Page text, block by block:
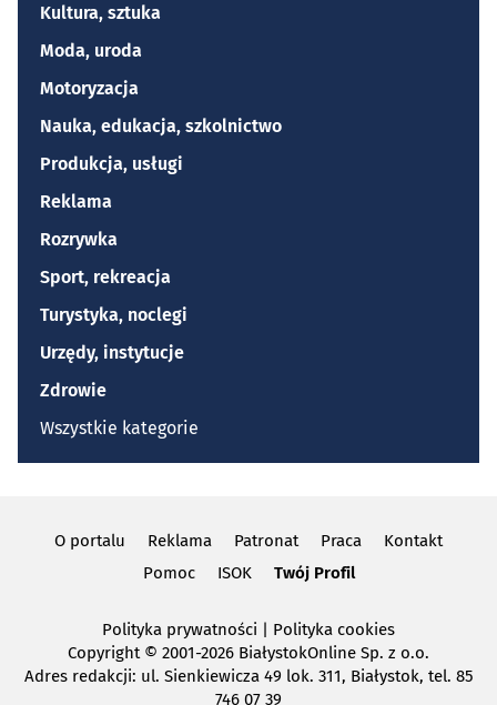
Kultura, sztuka
Moda, uroda
Motoryzacja
Nauka, edukacja, szkolnictwo
Produkcja, usługi
Reklama
Rozrywka
Sport, rekreacja
Turystyka, noclegi
Urzędy, instytucje
Zdrowie
Wszystkie kategorie
O portalu Reklama Patronat Praca
Kontakt
Pomoc
ISOK Twój Profil
Polityka prywatności | Polityka cookies
Copyright© 2001-2026 BiałystokOnline Sp. z o.o.
Adres redakcji: ul. Sienkiewicza 49 lok. 311, Białystok, tel. 85
746 07 39